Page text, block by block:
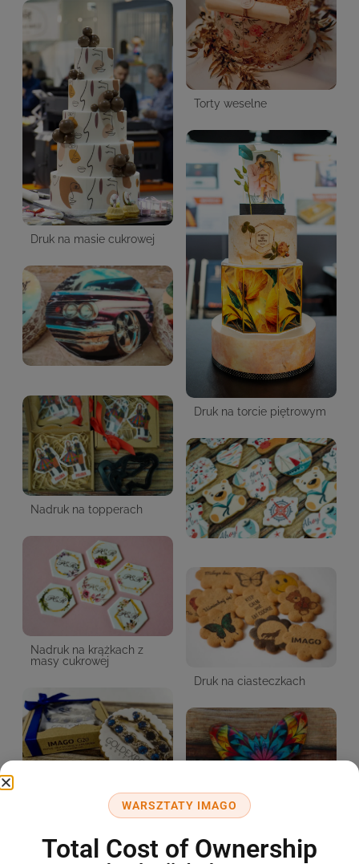
Torty weselne
Druk na masie cukrowej
Druk na torcie piętrowym
Nadruk na topperach
Nadruk na krążkach z
masy cukrowej
Druk na ciasteczkach
Słodycze rekalmowe
Druk na lukrze
WARSZTATY IMAGO
Total Cost of Ownership